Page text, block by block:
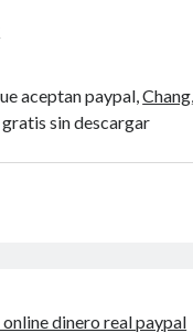
aceptan paypal,Chang
sin descargar
online dinero real paypal